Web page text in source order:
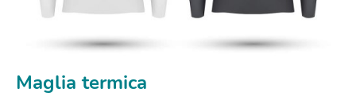
Maglia termica